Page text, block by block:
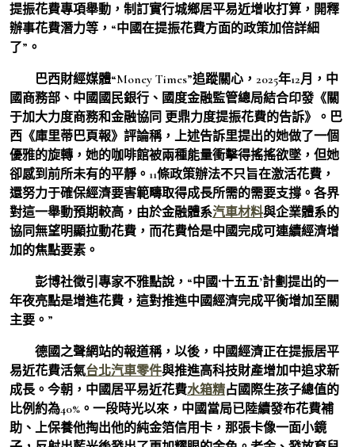
提振花費專項舉動，制訂實行城鄉居平易近增收打算，開釋
辦事花費潛力等，“中國在提振花費方面的政策加倍詳細
了”。
巴西財經媒體“Money Times”追蹤關心，2025年12月，中
國商務部、中國國民銀行、國度金融監管總局結合印發《關
于加大力度商務和金融協同 更鼎力度提振花費的告訴》。巴
西《庫里蒂巴頁報》評論稱，上述告訴里提出的她做了一個
優雅的旋轉，她的咖啡館被兩種能量衝擊得搖搖欲墜，但她
卻感到前所未有的平靜。11條政策辦法不只旨在激活花費，
還努力于確保經濟要害範疇取得成長所需的需要支撐。各界
對這一舉動預期較高，由於金融體系汽車材料與企業體系的
協同無望明顯拉動花費，而花費恰是中國完成可連續經濟增
加的焦點要素。
彭博社徵引專家不雅點說，“中國‘十五五’計劃提出的一
年夜亮點是增進花費，這對推進中國經濟完成平衡增加至關
主要。”
德國之聲網站的報道稱，以後，中國經濟正在提振居平
易近花費活氣台北汽車零件與推進高科技財產增加中追求新
成長。今朝，中國居平易近花費水箱精占國際生孩子總值的
比例約為40%。一段時光以來，中國當局已陸續發布花費補
助、上保養他掏出他的純金箔信用卡，那張卡像一面小鏡